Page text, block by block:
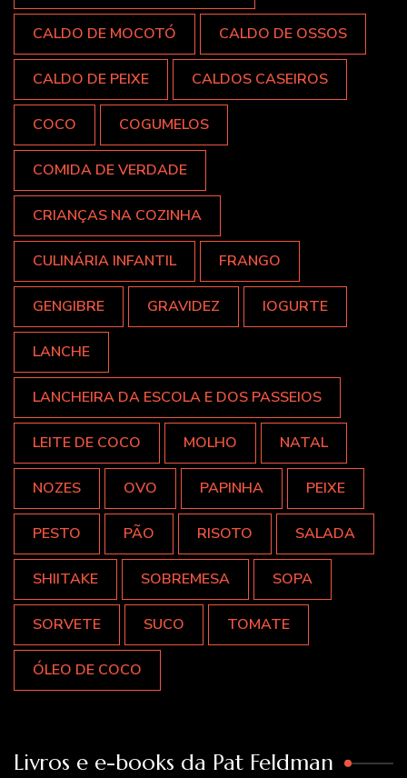
CALDO DE MOCOTÓ CALDO DE OSSOS
CALDO DE PEIXE CALDOS CASEIROS
COCO COGUMELOS
COMIDA DE VERDADE
CRIANÇAS NA COZINHA
CULINÁRIA INFANTIL FRANGO
GENGIBRE GRAVIDEZ IOGURTE
LANCHE
LANCHEIRA DA ESCOLA E DOS PASSEIOS
LEITE DE COCO MOLHO NATAL
NOZES OVO PAPINHA PEIXE
PESTO PÃO RISOTO SALADA
SHIITAKE SOBREMESA SOPA
SORVETE SUCO TOMATE
ÓLEO DE COCO
Livros e e-books da Pat Feldman